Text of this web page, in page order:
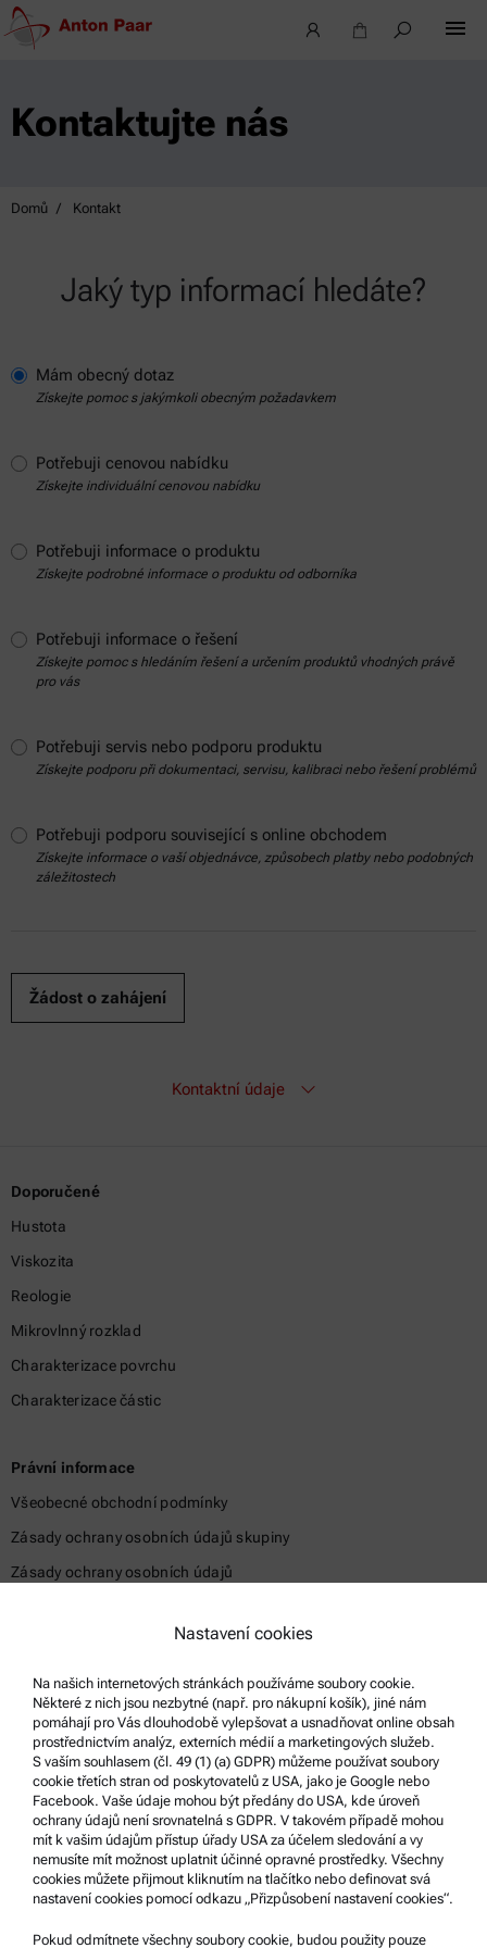
Kontaktujte nás
Domů Kontakt
Jaký typ informací hledáte?
Mám obecný dotaz
Získejte pomoc s jakýmkoli obecným požadavkem
Potřebuji cenovou nabídku
Získejte individuální cenovou nabídku
Potřebuji informace o produktu
Získejte podrobné informace o produktu od odborníka
Potřebuji informace o řešení
Získejte pomoc s hledáním řešení a určením produktů vhodných právě
pro vás
Potřebuji servis nebo podporu produktu
Získejte podporu při dokumentaci, servisu, kalibraci nebo řešení problémů
Potřebuji podporu související s online obchodem
Získejte informace o vaší objednávce, způsobech platby nebo podobných
záležitostech
Kontaktní údaje
Doporučené
Hustota
Viskozita
Reologie
Mikrovlnný rozklad
Charakterizace povrchu
Charakterizace částic
Právní informace
Všeobecné obchodní podmínky
Zásady ochrany osobních údajů skupiny
Zásady ochrany osobních údajů
Ochranné známky
Systém oznamování nekalých praktik
Podpora produktů
Certifikovaný servis Anton Paar
Prohlášení o bezpečnosti
Technická centra společnosti Anton Paar
Nastavení cookies
Na našich internetových stránkách používáme soubory cookie.
Některé z nich jsou nezbytné (např. pro nákupní košík), jiné nám
pomáhají pro Vás dlouhodobě vylepšovat a usnadňovat online obsah
prostřednictvím analýz, externích médií a marketingových služeb.
S vaším souhlasem (čl. 49 (1) (a) GDPR) můžeme používat soubory
cookie třetích stran od poskytovatelů z USA, jako je Google nebo
Facebook. Vaše údaje mohou být předány do USA, kde úroveň
ochrany údajů není srovnatelná s GDPR. V takovém případě mohou
mít k vašim údajům přístup úřady USA za účelem sledování a vy
nemusíte mít možnost uplatnit účinné opravné prostředky. Všechny
cookies můžete přijmout kliknutím na tlačítko nebo definovat svá
nastavení cookies pomocí odkazu „Přizpůsobení nastavení cookies“.
Pokud odmítnete všechny soubory cookie, budou použity pouze